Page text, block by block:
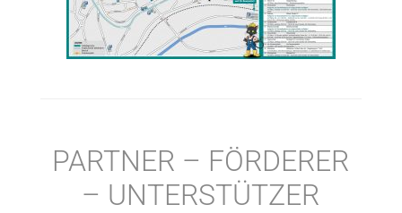
PARTNER – FÖRDERER
– UNTERSTÜTZER